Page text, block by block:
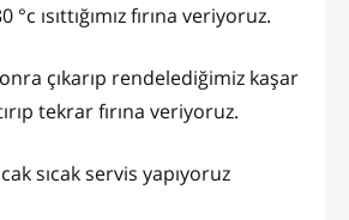
ısıttığımız fırına veriyoruz.
çıkarıp rendelediğimiz kaşar
tekrar fırına veriyoruz.
sıcak servis yapıyoruz